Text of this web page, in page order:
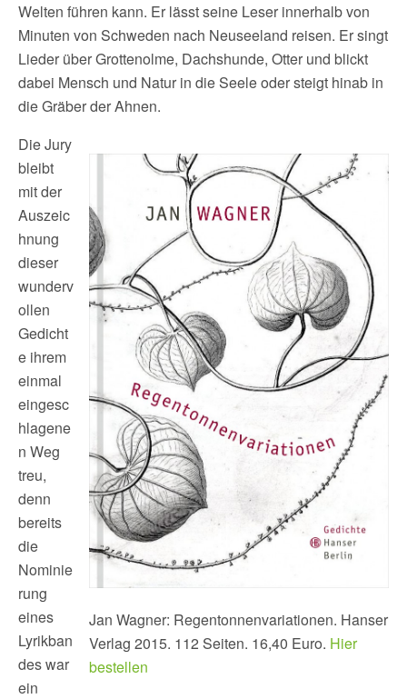
Welten führen kann. Er lässt seine Leser innerhalb von
Minuten von Schweden nach Neuseeland reisen. Er singt
Lieder über Grottenolme, Dachshunde, Otter und blickt
dabei Mensch und Natur in die Seele oder steigt hinab in
die Gräber der Ahnen.
Jan Wagner: Regentonnenvariationen. Hanser
Verlag 2015. 112 Seiten. 16,40 Euro. Hier
bestellen
Die Jury
bleibt
mit der
Auszeic
hnung
dieser
wunderv
ollen
Gedicht
e ihrem
einmal
eingesc
hlagene
n Weg
treu,
denn
bereits
die
Nominie
rung
eines
Lyrikban
des war
ein